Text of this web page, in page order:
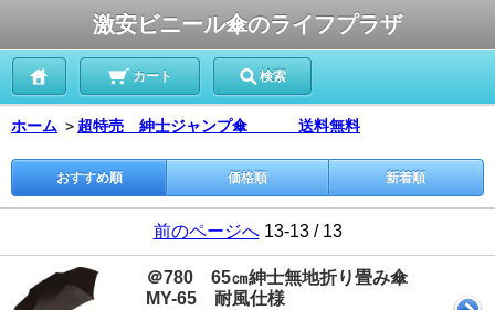
激安ビニール傘のライフプラザ
カート 検索
ホーム ＞ 超特売 紳士ジャンプ傘 送料無料
おすすめ順 価格順 新着順
前のページへ13-13 / 13
＠780 65㎝紳士無地折り畳み傘
MY-65 耐風仕様